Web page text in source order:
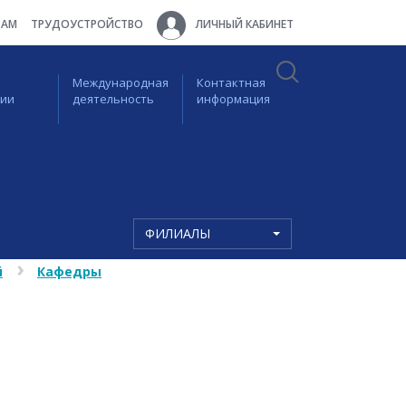
ТРУДОУСТРОЙСТВО ЛИЧНЫЙ КАБИНЕТ
Международная
деятельность
Контактная
информация
ФИЛИАЛЫ
Кафедры